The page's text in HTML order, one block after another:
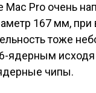
Mac Pro очень
167 мм, при
тоже
ядерным
чипы.